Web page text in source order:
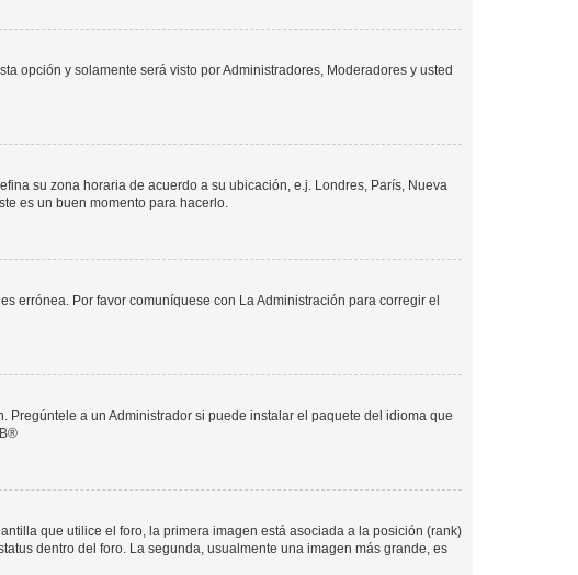
opción y solamente será visto por Administradores, Moderadores y usted
su zona horaria de acuerdo a su ubicación, e.j. Londres, París, Nueva
es un buen momento para hacerlo.
errónea. Por favor comuníquese con La Administración para corregir el
a un Administrador si puede instalar el paquete del idioma que
®
que utilice el foro, la primera imagen está asociada a la posición (rank)
dentro del foro. La segunda, usualmente una imagen más grande, es